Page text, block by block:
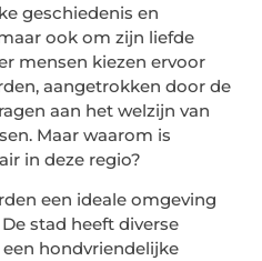
geschiedenis en
ook om zijn liefde
mensen kiezen ervoor
aangetrokken door de
aan het welzijn van
Maar waarom is
in deze regio?
een ideale omgeving
stad heeft diverse
hondvriendelijke